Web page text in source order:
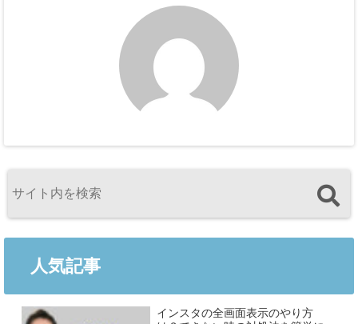
人気記事
インスタの全画面表示のやり方